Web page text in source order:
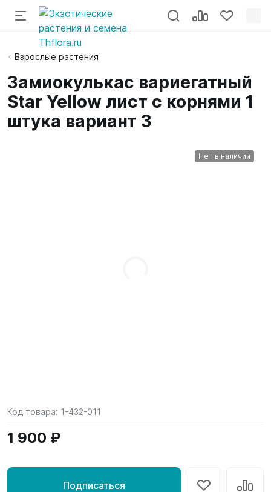
Взрослые растения
Замиокулькас вариегатный
Star Yellow лист c корнями 1
штука вариант 3
Нет в наличии
Код товара: 1-432-011
1 900 ₽
Подписаться